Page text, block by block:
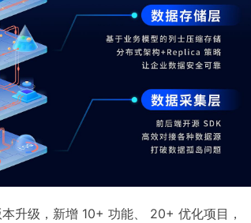
升级，新增 10+ 功能、 20+ 优化项目，